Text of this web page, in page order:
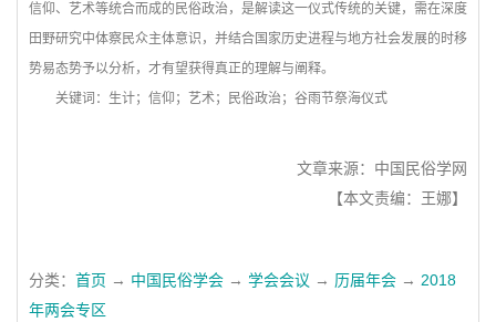
信仰、艺术等统合而成的民俗政治，是解读这一仪式传统的关键，需在深度
田野研究中体察民众主体意识，并结合国家历史进程与地方社会发展的时移
势易态势予以分析，才有望获得真正的理解与阐释。
关键词：生计；信仰；艺术；民俗政治；谷雨节祭海仪式
文章来源：中国民俗学网
【本文责编：王娜】
分类： 首页 → 中国民俗学会 → 学会会议 → 历届年会 → 2018
年两会专区